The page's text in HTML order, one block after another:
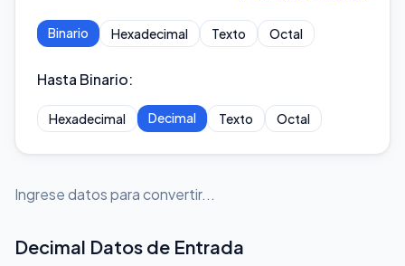
Binario Hexadecimal Texto Octal
Hasta Binario:
Hexadecimal Decimal Texto Octal
Ingrese datos para convertir...
Decimal Datos de Entrada